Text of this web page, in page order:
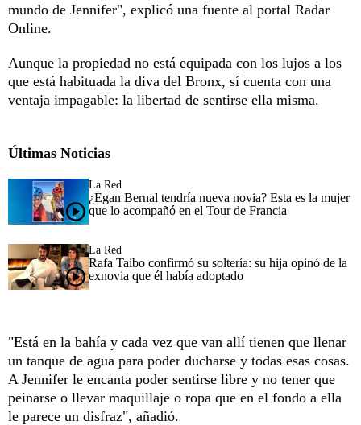
mundo de Jennifer", explicó una fuente al portal Radar
Online.
Aunque la propiedad no está equipada con los lujos a los
que está habituada la diva del Bronx, sí cuenta con una
ventaja impagable: la libertad de sentirse ella misma.
Últimas Noticias
La Red
¿Egan Bernal tendría nueva novia? Esta es la mujer
que lo acompañó en el Tour de Francia
La Red
Rafa Taibo confirmó su soltería: su hija opinó de la
exnovia que él había adoptado
"Está en la bahía y cada vez que van allí tienen que llenar
un tanque de agua para poder ducharse y todas esas cosas.
A Jennifer le encanta poder sentirse libre y no tener que
peinarse o llevar maquillaje o ropa que en el fondo a ella
le parece un disfraz", añadió.